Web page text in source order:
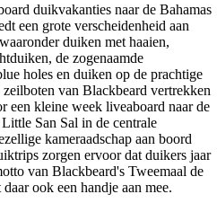
duikvakanties naar de Bahamas
een grote verscheidenheid aan
duiken met haaien,
de zogenaamde
holes en duiken op de prachtige
van Blackbeard vertrekken
een kleine week liveaboard naar de
San Sal in de centrale
kameraadschap aan boord
zorgen ervoor dat duikers jaar
van Blackbeard's Tweemaal de
ook een handje aan mee.